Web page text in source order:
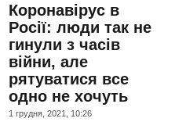
Коронавірус в
Росії: люди так не
гинули з часів
війни, але
рятуватися все
одно не хочуть
1 грудня, 2021, 10:26